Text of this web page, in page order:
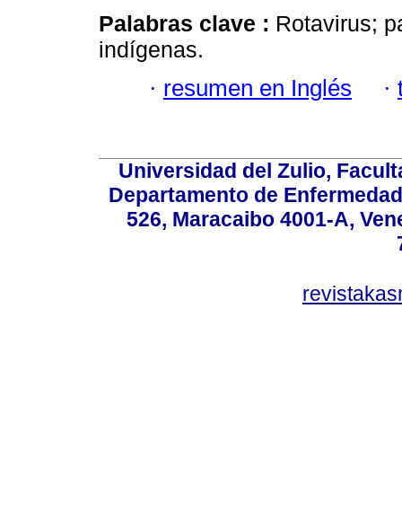
Palabras clave : Rotavirus;
indígenas.
· resumen en Inglés ·
Universidad del Zulio,
Departamento de
526, Maracaibo 4001-A,